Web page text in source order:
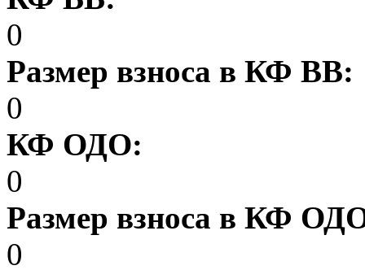
0
Размер взноса в КФ ВВ:
0
КФ ОДО:
0
Размер взноса в КФ
0